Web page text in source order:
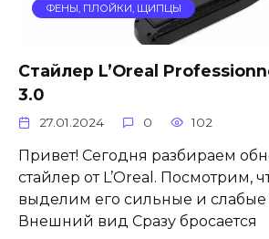
ФЕНЫ, ПЛОЙКИ, ЩИПЦЫ
Стайлер L’Oreal
3.0
27.01.2024 0 102
Привет! Сегодня разбираем
стайлер от L’Oreal. Посмотрим,
выделим его сильные и слабые
Внешний вид Сразу бросается